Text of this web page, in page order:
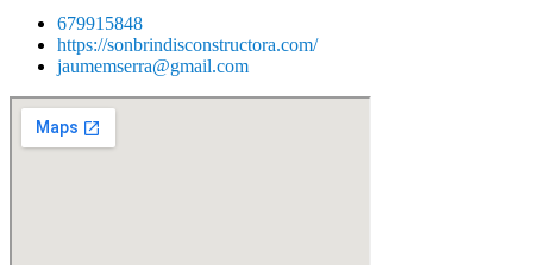
679915848
https://sonbrindisconstructora.com/
jaumemserra@gmail.com